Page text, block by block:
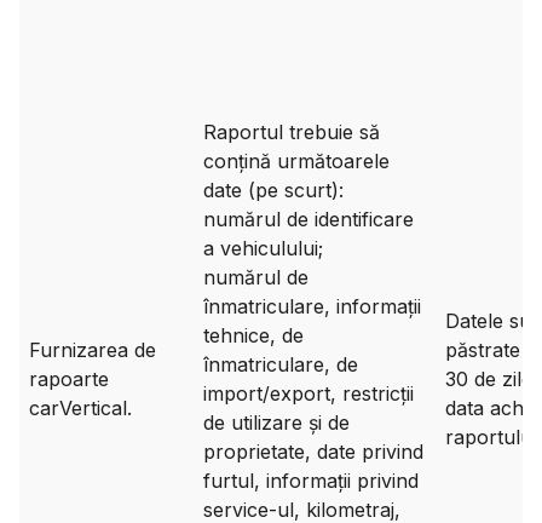
Furnizarea de
rapoarte
carVertical.
Raportul trebuie să
conțină următoarele
date (pe scurt):
numărul de identificare
a vehiculului;
numărul de
înmatriculare, informații
tehnice, de
înmatriculare, de
import/export, restricții
de utilizare și de
proprietate, date privind
furtul, informații privind
service-ul, kilometraj,
Datele
păstrate
30 de zile
data
raportului.